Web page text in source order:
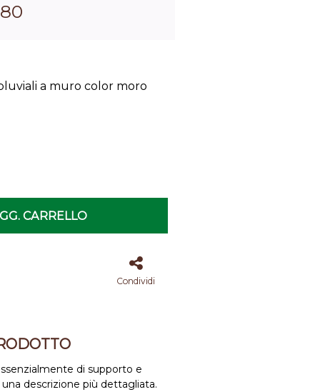
a muro color moro
CARRELLO
Condividi
di supporto e
descrizione più dettagliata.